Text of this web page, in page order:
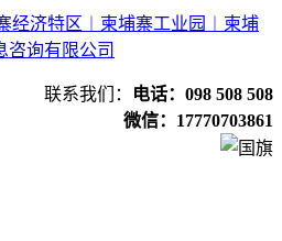
联系我们：
电话：098 508 508
微信：17770703861